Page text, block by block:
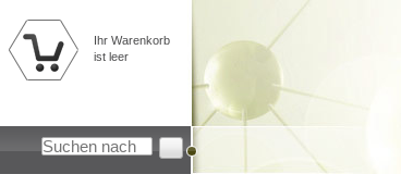
Ihr Warenkorb
ist leer